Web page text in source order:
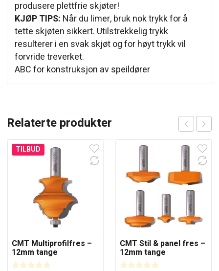
produsere plettfrie skjøter!
KJØP TIPS: Når du limer, bruk nok trykk for å
tette skjøten sikkert. Utilstrekkelig trykk
resulterer i en svak skjøt og for høyt trykk vil
forvride treverket.
ABC for konstruksjon av speildører
Relaterte produkter
TILBUD
CMT Multiprofilfres –
12mm tange
CMT Stil & panel fres –
12mm tange